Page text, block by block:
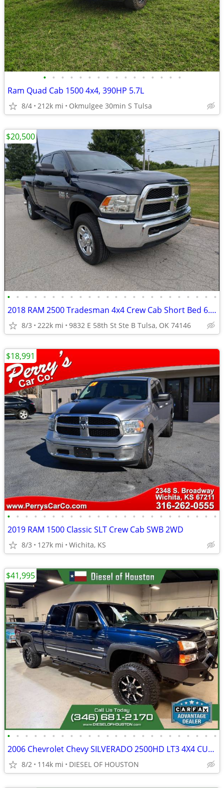
• • • • • • • • • • • • • • • •
Ram Quad Cab 1500 4x4, 390HP 5.7L
8/4 212k mi Okmulgee 30min S Tulsa
• • • • • • • • • • • • • • • • • • • • • • • •
2018 RAM 2500 Tradesman 4x4 Crew Cab Short Bed 6.7L CUMMINS
8/3 222k mi 9832 E 58th St Ste B Tulsa, OK 74146
$20,500
• • • • • • • • • • • • • • • • • • • • • • • •
2019 RAM 1500 Classic SLT Crew Cab SWB 2WD
8/3 127k mi Wichita, KS
$18,991
• • • • • • • • • • • • • • • • • • • • • • • •
2006 Chevrolet Chevy SILVERADO 2500HD LT3 4X4 CUSTOM 6.6L LBZ DURAMAX
8/2 114k mi DIESEL OF HOUSTON
$41,995